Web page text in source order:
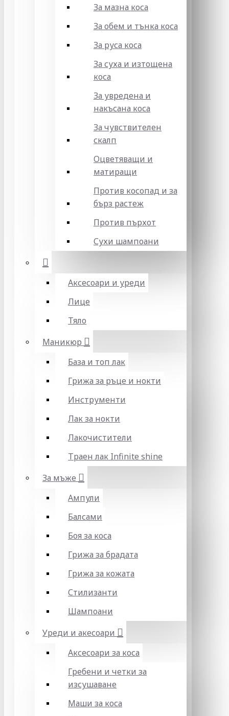
За мазна коса
За обем и тънка коса
За руса коса
За суха и изтощена
коса
За увредена и
накъсана коса
За чувствителен
скалп
Оцветяващи и
матиращи
Против косопад и за
бърз растеж
Против пърхот
Сухи шампоани
Аксесоари и уреди
Лице
Тяло
Маникюр
База и топ лак
Грижа за ръце и нокти
Инструменти
Лак за нокти
Лакочистители
Траен лак Infinite shine
За мъже
Ампули
Балсами
Боя за коса
Грижа за брадата
Грижа за кожата
Стилизанти
Шампоани
Уреди и акесоари
Аксесоари за коса
Гребени и четки за
изсушаване
Маши за коса